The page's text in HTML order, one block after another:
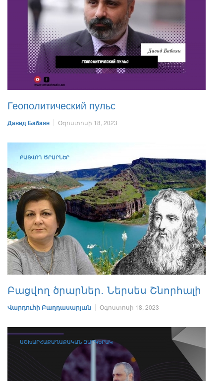
Геополитический пульс
Давид Бабаян Օգոստոսի 18, 2023
ԲԱՑՎՈՂ ԾՐԱՐՆԵՐ
Բացվող ծրարներ․ Ներսես Շնորհալի
Վարդուհի Բաղդասարյան Օգոստոսի 18, 2023
ԱՇԽԱՐՀԱՔԱՂԱՔԱԿԱՆ ԶԱՐԿԵՐԱԿ